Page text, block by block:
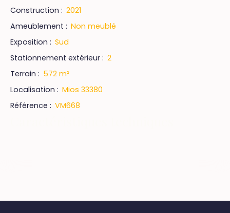
Construction : 2021
Ameublement : Non meublé
Exposition : Sud
Stationnement extérieur : 2
Terrain : 572 m²
Localisation : Mios 33380
Référence : VM668